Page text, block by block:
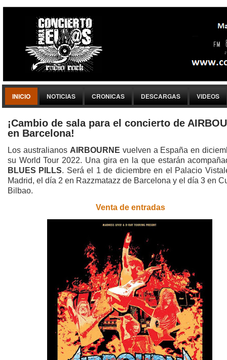
INICIO NOTICIAS CRONICAS DESCARGAS VIDEOS
¡Cambio de sala para el concierto de
en Barcelona!
Los australianos AIRBOURNE vuelven a España en
su World Tour 2022. Una gira en la que estarán
BLUES PILLS. Será el 1 de diciembre en el Palacio
Madrid, el día 2 en Razzmatazz de Barcelona y el día 3 en
Bilbao.
Venta de entradas